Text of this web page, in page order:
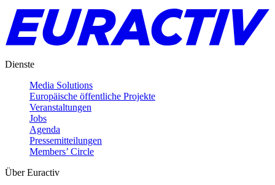
Dienste
Media Solutions
Europäische öffentliche Projekte
Veranstaltungen
Jobs
Agenda
Pressemitteilungen
Members’ Circle
Über Euractiv